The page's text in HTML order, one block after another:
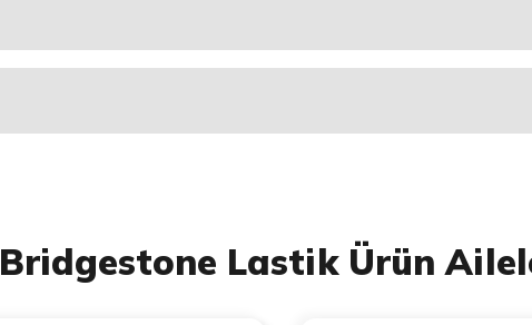
Bridgestone Lastik Ürün